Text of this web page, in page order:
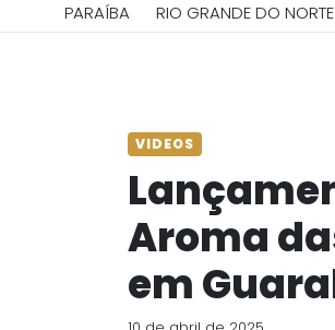
PARAÍBA RIO GRANDE DO NORTE
VIDEOS
Aroma
em